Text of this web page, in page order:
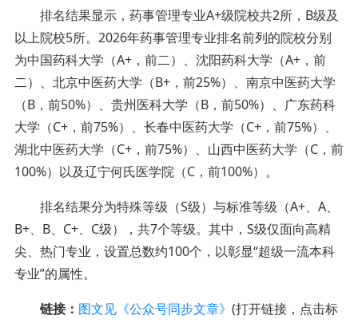
排名结果显示，药事管理专业A+级院校共2所，B级及
以上院校5所。2026年药事管理专业排名前列的院校分别
为中国药科大学（A+，前二）、沈阳药科大学（A+，前
二）、北京中医药大学（B+，前25%）、南京中医药大学
（B，前50%）、贵州医科大学（B，前50%）、广东药科
大学（C+，前75%）、长春中医药大学（C+，前75%）、
湖北中医药大学（C+，前75%）、山西中医药大学（C，前
100%）以及辽宁何氏医学院（C，前100%）。
排名结果分为特殊等级（S级）与标准等级（A+、A、
B+、B、C+、C级），共7个等级。其中，S级仅面向高精
尖、热门专业，设置总数约100个，以彰显“超级一流本科
专业”的属性。
链接： 图文见《公众号同步文章》 (打开链接，点击标